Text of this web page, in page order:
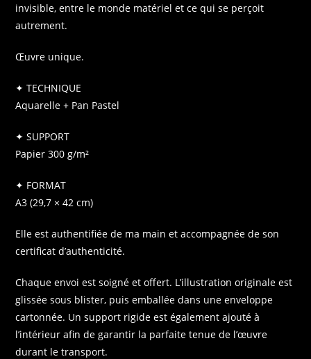
invisible, entre le monde matériel et ce qui se perçoit
autrement.
Œuvre unique.
✦ TECHNIQUE
Aquarelle + Pan Pastel
✦ SUPPORT
Papier 300 g/m²
✦ FORMAT
A3 (29,7 × 42 cm)
Elle est authentifiée de ma main et accompagnée de son
certificat d’authenticité.
Chaque envoi est soigné et offert. L’illustration originale est
glissée sous blister, puis emballée dans une enveloppe
cartonnée. Un support rigide est également ajouté à
l’intérieur afin de garantir la parfaite tenue de l’œuvre
durant le transport.